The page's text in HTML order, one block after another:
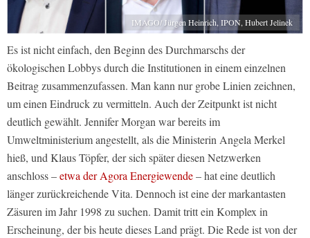
IMAGO/ Jürgen Heinrich, IPON, Hubert Jelinek
Es ist nicht einfach, den Beginn des Durchmarschs der
ökologischen Lobbys durch die Institutionen in einem einzelnen
Beitrag zusammenzufassen. Man kann nur grobe Linien zeichnen,
um einen Eindruck zu vermitteln. Auch der Zeitpunkt ist nicht
deutlich gewählt. Jennifer Morgan war bereits im
Umweltministerium angestellt, als die Ministerin Angela Merkel
hieß, und Klaus Töpfer, der sich später diesen Netzwerken
anschloss –etwa der Agora Energiewende– hat eine deutlich
länger zurückreichende Vita. Dennoch ist eine der markantasten
Zäsuren im Jahr 1998 zu suchen. Damit tritt ein Komplex in
Erscheinung, der bis heute dieses Land prägt. Die Rede ist von der